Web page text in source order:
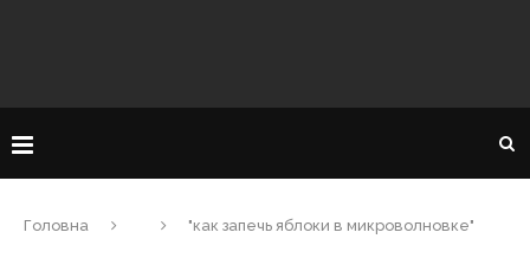
Головна "как запечь яблоки в микроволновке"